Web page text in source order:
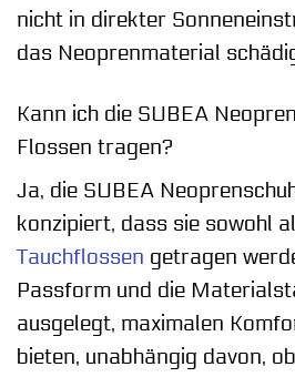
nicht in direkter
das Neoprenmaterial
Kann ich die SUBEA
Flossen tragen?
Ja, die SUBEA
konzipiert, dass sie sowohl
Tauchflossen getragen
Passform und die
ausgelegt, maximalen
bieten, unabhängig davon,